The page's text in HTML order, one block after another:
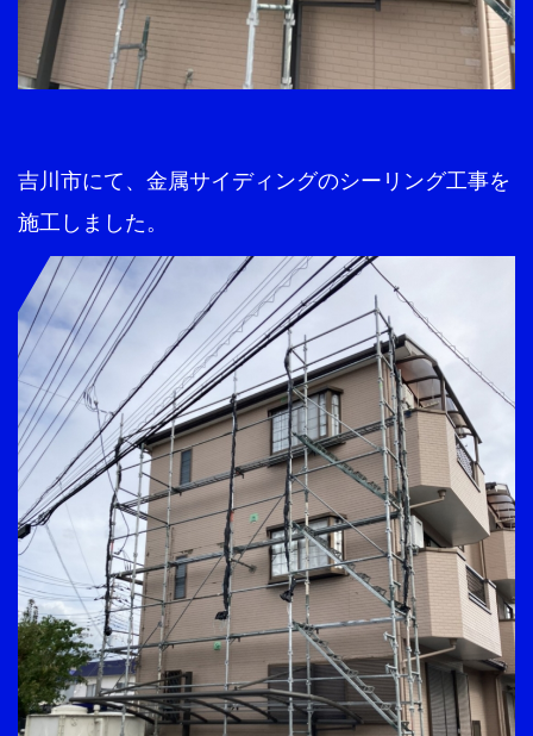
吉川市にて、金属サイディングのシーリング工事を
施工しました。